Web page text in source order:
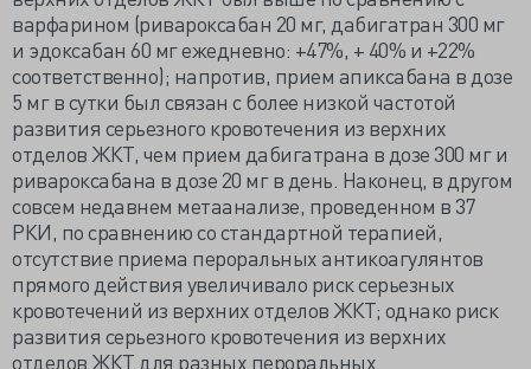
варфарином (ривароксабан 20 мг, дабигатран 300 мг
и эдоксабан 60 мг ежедневно: +47%, + 40% и +22%
соответственно); напротив, прием апиксабана в дозе
5 мг в сутки был связан с более низкой частотой
развития серьезного кровотечения из верхних
отделов ЖКТ, чем прием дабигатрана в дозе 300 мг и
ривароксабана в дозе 20 мг в день. Наконец, в другом
совсем недавнем метаанализе, проведенном в 37
РКИ, по сравнению со стандартной терапией,
отсутствие приема пероральных антикоагулянтов
прямого действия увеличивало риск серьезных
кровотечений из верхних отделов ЖКТ; однако риск
развития серьезного кровотечения из верхних
отделов ЖКТ для разных пероральных